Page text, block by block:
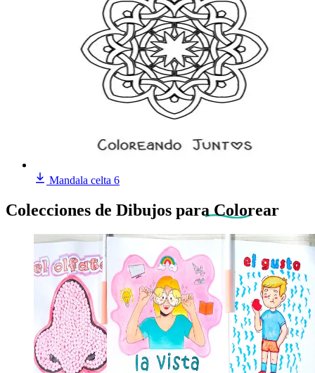
Mandala celta 6
Colecciones de Dibujos para Colorear